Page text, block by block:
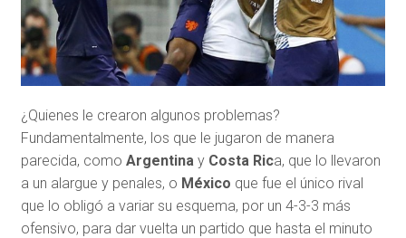
¿Quienes le crearon algunos problemas?
Fundamentalmente, los que le jugaron de manera
parecida, como Argentina y Costa Rica, que lo llevaron
a un alargue y penales, o México que fue el único rival
que lo obligó a variar su esquema, por un 4-3-3 más
ofensivo, para dar vuelta un partido que hasta el minuto